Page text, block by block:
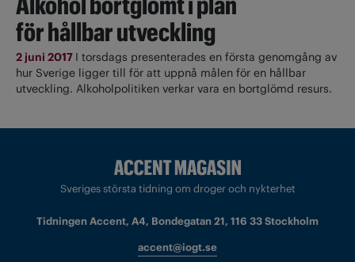
för hållbar utveckling
2 juni 2017 I torsdags presenterades en första genomgång av
hur Sverige ligger till för att uppnå målen för en hållbar
utveckling. Alkoholpolitiken verkar vara en bortglömd resurs.
Sveriges största tidning om droger och nykterhet
Tidningen Accent, A4, Bondegatan 21, 116 33 Stockholm
accent@iogt.se